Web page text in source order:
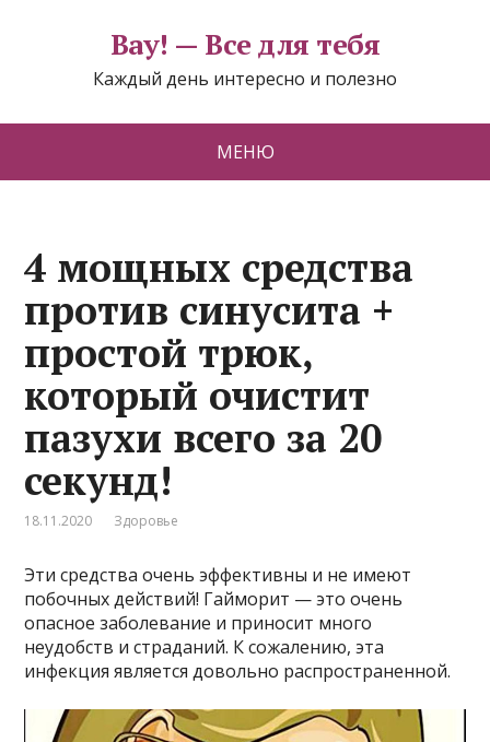
Вау! — Все для тебя
Каждый день интересно и полезно
МЕНЮ
4 мощных средства
против синусита +
простой трюк,
который очистит
пазухи всего за 20
секунд!
18.11.2020 Здоровье
Эти средства очень эффективны и не имеют
побочных действий! Гайморит — это очень
опасное заболевание и приносит много
неудобств и страданий. К сожалению, эта
инфекция является довольно распространенной.